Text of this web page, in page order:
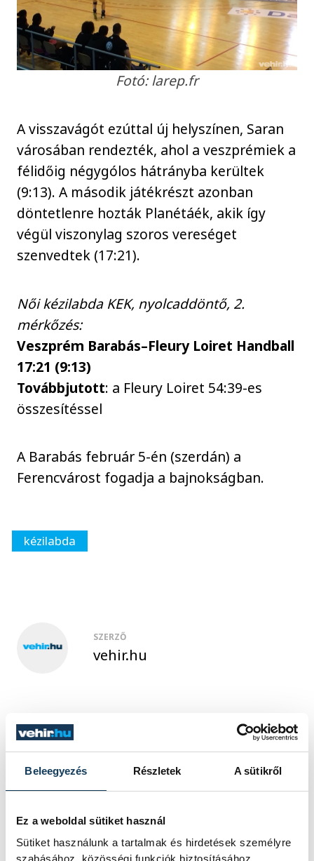
Beleegyezés Részletek A sütikről
Ez a weboldal sütiket használ
Sütiket használunk a tartalmak és hirdetések személyre
szabásához, közösségi funkciók biztosításához,
Fotó: larep.fr
A visszavágót ezúttal új helyszínen, Saran
városában rendezték, ahol a veszprémiek a
félidőig négygólos hátrányba kerültek
(9:13). A második játékrészt azonban
döntetlenre hozták Planétáék, akik így
végül viszonylag szoros vereséget
szenvedtek (17:21).
Női kézilabda KEK, nyolcaddöntő, 2.
mérkőzés:
Veszprém Barabás–Fleury Loiret Handball
17:21 (9:13)
Továbbjutott: a Fleury Loiret 54:39-es
összesítéssel
A Barabás február 5-én (szerdán) a
Ferencvárost fogadja a bajnokságban.
kézilabda
SZERZŐ
vehir.hu
TOVÁBBI CIKKEK
KÉZILABDA